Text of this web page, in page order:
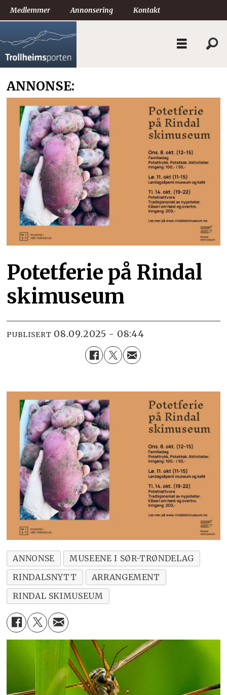
Medlemmer Annonsering Kontakt
ANNONSE:
Potetferie på Rindal
skimuseum
PUBLISERT 08.09.2025 - 08:44
ANNONSE
MUSEENE I SØR-TRØNDELAG
RINDALSNYTT
ARRANGEMENT
RINDAL SKIMUSEUM